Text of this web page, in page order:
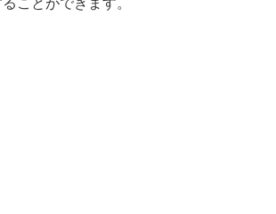
ことができます。